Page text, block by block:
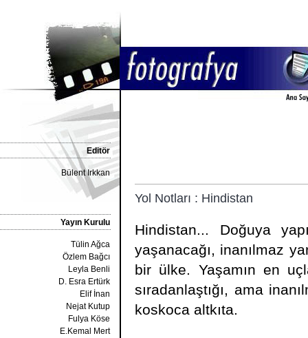
Editör
Bülent Irkkan
Yayın Kurulu
Tülin Ağca
Özlem Bağcı
Leyla Benli
D. Esra Ertürk
Elif İnan
Nejat Kutup
Fulya Köse
E.Kemal Mert
Yol Notları : Hindistan
Hindistan... Doğuya
yaşanacağı, inanılmaz
bir ülke. Yaşamın en
sıradanlaştığı, ama
koskoca altkıta.